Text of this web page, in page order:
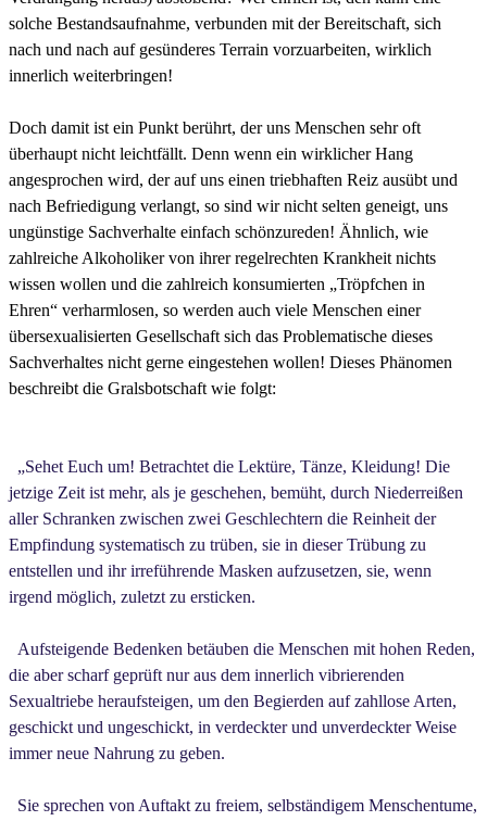
solche Bestandsaufnahme, verbunden mit der Bereitschaft, sich
nach und nach auf gesünderes Terrain vorzuarbeiten, wirklich
innerlich weiterbringen!
Doch damit ist ein Punkt berührt, der uns Menschen sehr oft
überhaupt nicht leichtfällt. Denn wenn ein wirklicher Hang
angesprochen wird, der auf uns einen triebhaften Reiz ausübt und
nach Befriedigung verlangt, so sind wir nicht selten geneigt, uns
ungünstige Sachverhalte einfach schönzureden! Ähnlich, wie
zahlreiche Alkoholiker von ihrer regelrechten Krankheit nichts
wissen wollen und die zahlreich konsumierten „Tröpfchen in
Ehren“ verharmlosen, so werden auch viele Menschen einer
übersexualisierten Gesellschaft sich das Problematische dieses
Sachverhaltes nicht gerne eingestehen wollen! Dieses Phänomen
beschreibt die Gralsbotschaft wie folgt:
„Sehet Euch um! Betrachtet die Lektüre, Tänze, Kleidung! Die
jetzige Zeit ist mehr, als je geschehen, bemüht, durch Niederreißen
aller Schranken zwischen zwei Geschlechtern die Reinheit der
Empfindung systematisch zu trüben, sie in dieser Trübung zu
entstellen und ihr irreführende Masken aufzusetzen, sie, wenn
irgend möglich, zuletzt zu ersticken.
Aufsteigende Bedenken betäuben die Menschen mit hohen Reden,
die aber scharf geprüft nur aus dem innerlich vibrierenden
Sexualtriebe heraufsteigen, um den Begierden auf zahllose Arten,
geschickt und ungeschickt, in verdeckter und unverdeckter Weise
immer neue Nahrung zu geben.
Sie sprechen von Auftakt zu freiem, selbständigem Menschentume,